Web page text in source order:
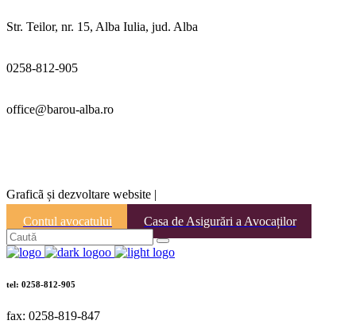
Str. Teilor, nr. 15, Alba Iulia, jud. Alba
0258-812-905
office@barou-alba.ro
Graficã și dezvoltare website |
Contul avocatului
Casa de Asigurări a Avocaților
tel: 0258-812-905
fax: 0258-819-847